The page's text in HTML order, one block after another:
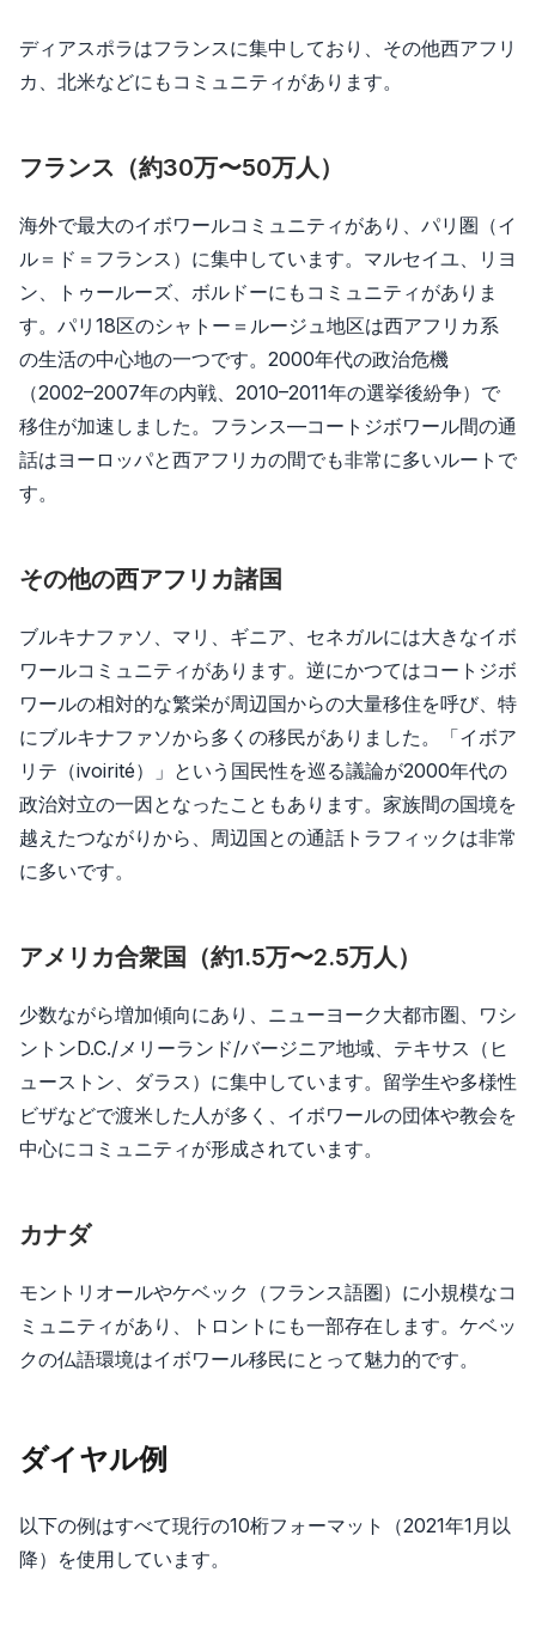
ディアスポラはフランスに集中しており、その他西アフリ
カ、北米などにもコミュニティがあります。
フランス（約30万〜50万人）
海外で最大のイボワールコミュニティがあり、パリ圏（イ
ル＝ド＝フランス）に集中しています。マルセイユ、リヨ
ン、トゥールーズ、ボルドーにもコミュニティがありま
す。パリ18区のシャトー＝ルージュ地区は西アフリカ系
の生活の中心地の一つです。2000年代の政治危機
（2002–2007年の内戦、2010–2011年の選挙後紛争）で
移住が加速しました。フランス—コートジボワール間の通
話はヨーロッパと西アフリカの間でも非常に多いルートで
す。
その他の西アフリカ諸国
ブルキナファソ、マリ、ギニア、セネガルには大きなイボ
ワールコミュニティがあります。逆にかつてはコートジボ
ワールの相対的な繁栄が周辺国からの大量移住を呼び、特
にブルキナファソから多くの移民がありました。「イボア
リテ（ivoirité）」という国民性を巡る議論が2000年代の
政治対立の一因となったこともあります。家族間の国境を
越えたつながりから、周辺国との通話トラフィックは非常
に多いです。
アメリカ合衆国（約1.5万〜2.5万人）
少数ながら増加傾向にあり、ニューヨーク大都市圏、ワシ
ントンD.C./メリーランド/バージニア地域、テキサス（ヒ
ューストン、ダラス）に集中しています。留学生や多様性
ビザなどで渡米した人が多く、イボワールの団体や教会を
中心にコミュニティが形成されています。
カナダ
モントリオールやケベック（フランス語圏）に小規模なコ
ミュニティがあり、トロントにも一部存在します。ケベッ
クの仏語環境はイボワール移民にとって魅力的です。
ダイヤル例
以下の例はすべて現行の10桁フォーマット（2021年1月以
降）を使用しています。